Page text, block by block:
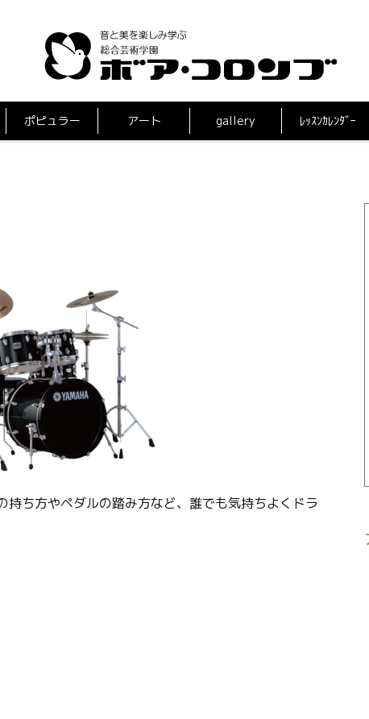
ポピュラー アート gallery ﾚｯｽﾝｶﾚﾝﾀﾞｰ
ち方やペダルの踏み方など、誰でも気持ちよくドラ